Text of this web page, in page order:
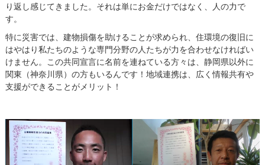
り返し感じてきました。それは単にお金だけではなく、人の力で
す。
特に災害では、建物損傷を助けることが求められ、住環境の復旧に
はやはり私たちのような専門分野の人たちが力を合わせなければい
けません。この共同宣言に名前を連ねている方々は、静岡県以外に
関東（神奈川県）の方もいるんです！地域連携は、広く情報共有や
支援ができることがメリット！